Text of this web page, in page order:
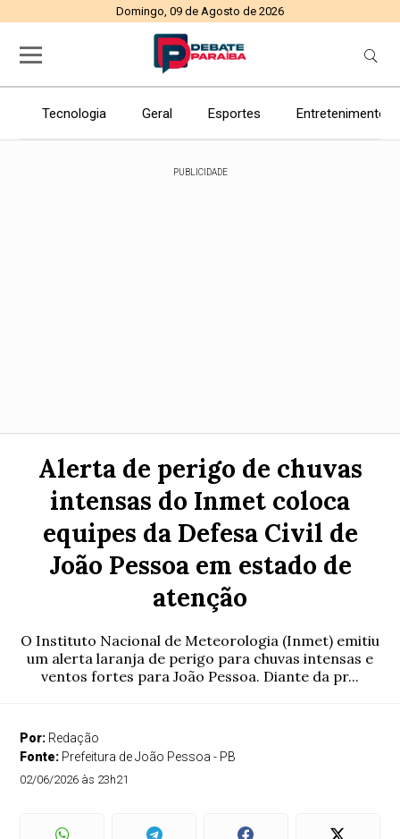
Domingo, 09 de Agosto de 2026
Tecnologia Geral Esportes Entretenimento
PUBLICIDADE
Alerta de perigo de chuvas
intensas do Inmet coloca
equipes da Defesa Civil de
João Pessoa em estado de
atenção
O Instituto Nacional de Meteorologia (Inmet) emitiu
um alerta laranja de perigo para chuvas intensas e
ventos fortes para João Pessoa. Diante da pr...
Por: Redação
Fonte: Prefeitura de João Pessoa - PB
02/06/2026 às 23h21